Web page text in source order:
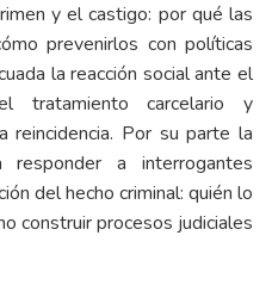
y el castigo: por qué las
prevenirlos con políticas
la reacción social ante el
tratamiento carcelario y
reincidencia. Por su parte la
responder a interrogantes
del hecho criminal: quién lo
construir procesos judiciales